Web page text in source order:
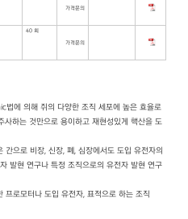
가격문의
40 회
가격문의
에 의해 쥐의 다양한 조직 세포에 높은 효율로
사하는 것만으로 용이하고 재현성있게 핵산을 도
으로 비장, 신장, 폐, 심장에서도 도입 유전자의
발현 연구나 특정 조직으로의 유전자 발현 연구
프로모터나 도입 유전자, 표적으로 하는 조직